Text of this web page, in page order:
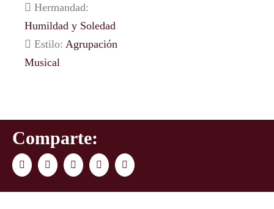
Hermandad:
Humildad y Soledad
Estilo: Agrupación
Musical
Comparte:
FacebookTwitter LinkedInWhatsAppCorreo
electrónico